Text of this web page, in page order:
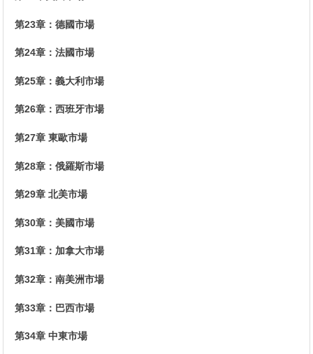
第23章：德國市場
第24章：法國市場
第25章：義大利市場
第26章：西班牙市場
第27章 東歐市場
第28章：俄羅斯市場
第29章 北美市場
第30章：美國市場
第31章：加拿大市場
第32章：南美洲市場
第33章：巴西市場
第34章 中東市場